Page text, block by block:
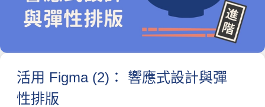
活用 Figma (2)： 響應式設計與彈
性排版